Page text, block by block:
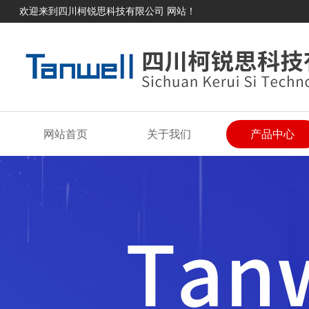
欢迎来到四川柯锐思科技有限公司 网站！
网站首页 关于我们 产品中心